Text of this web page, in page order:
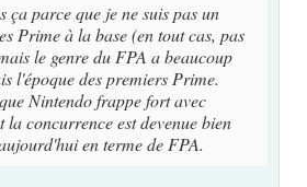
ça parce que je ne suis pas un
Prime à la base (en tout cas, pas
le genre du FPA a beaucoup
l'époque des premiers Prime.
Nintendo frappe fort avec
la concurrence est devenue bien
en terme de FPA.